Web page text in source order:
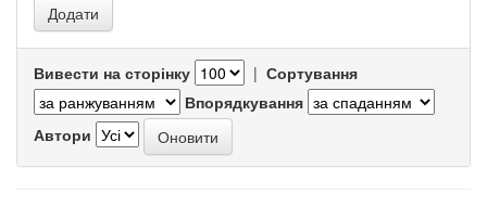
Вивести на сторінку | Сортування
Впорядкування
Автори